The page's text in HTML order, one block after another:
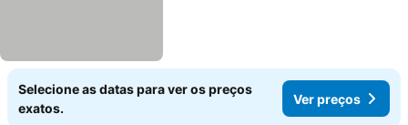
Selecione as datas para ver os preços
exatos.
Ver preços